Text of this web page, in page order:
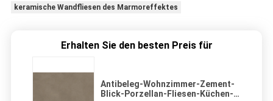
keramische Wandfliesen des Marmoreffektes
Erhalten Sie den besten Preis für
Antibeleg-Wohnzimmer-Zement-
Blick-Porzellan-Fliesen-Küchen-